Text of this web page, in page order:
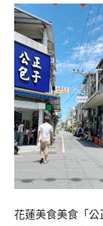
花蓮美食美食「公